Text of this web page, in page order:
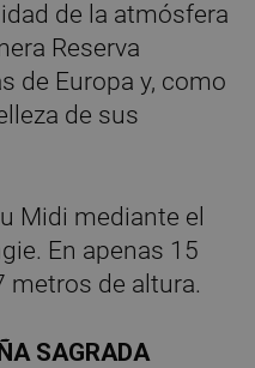
de la atmósfera
Reserva
de Europa y, como
de sus
Midi mediante el
En apenas 15
metros de altura.
SAGRADA